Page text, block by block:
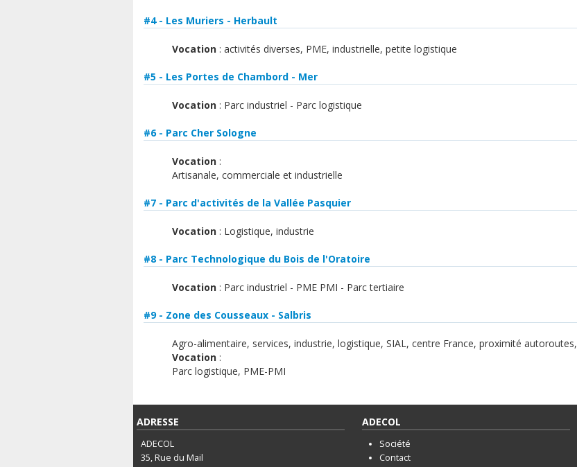
#4 - Les Muriers - Herbault
Vocation : activités diverses, PME, industrielle, petite logistique
#5 - Les Portes de Chambord - Mer
Vocation : Parc industriel - Parc logistique
#6 - Parc Cher Sologne
Vocation :
Artisanale, commerciale et industrielle
#7 - Parc d'activités de la Vallée Pasquier
Vocation : Logistique, industrie
#8 - Parc Technologique du Bois de l'Oratoire
Vocation : Parc industriel - PME PMI - Parc tertiaire
#9 - Zone des Cousseaux - Salbris
Agro-alimentaire, services, industrie, logistique, SIAL, centre France, proximité autoroutes,
Vocation :
Parc logistique, PME-PMI
ADRESSE
ADECOL
35, Rue du Mail
ADECOL
Société
Contact